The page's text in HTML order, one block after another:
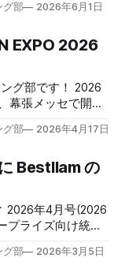
い方を
「指示を細かく出
「便利なのは分
の便
る。 これが
（ベストラ
公開しました。
のデモ
します。 「先
ください」 こ
自分でTODOリス
いう段取りを示し
部 2026年6月1日
EXPO 2026
です！ 2026
幕張メッセで開催
してまいりました!
幕張メッセ 展示ホ
今回の展
エージェント機能
Audit™」の実演デ
いを入れて陣を
部 2026年4月17日
Bestllam の
プライズ向け統合
ンスストアにてお
部 2026年3月5日